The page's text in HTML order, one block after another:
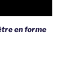
en forme